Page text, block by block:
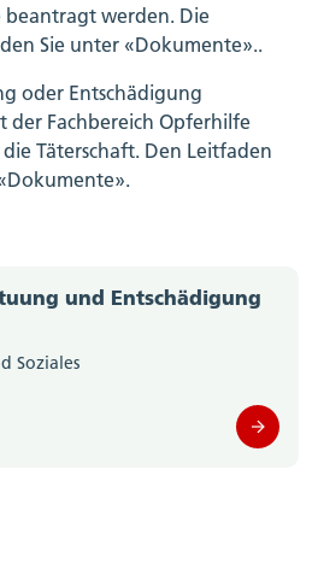
beantragt werden. Die
Sie unter «Dokumente»..
oder Entschädigung
der Fachbereich Opferhilfe
Täterschaft. Den Leitfaden
und Entschädigung
Soziales